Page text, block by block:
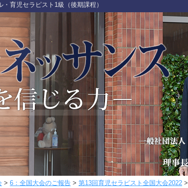
育児セラピスト1級（後期課程）
> 6：全国大会のご報告 > 第13回育児セラピスト全国大会2022 >